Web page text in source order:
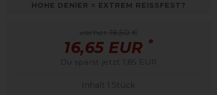
HOHE DENIER = EXTREM REISSFEST?
vorher 18,50 €
16,65 EUR *
Du sparst jetzt 1,85 EUR
Inhalt 1 Stück